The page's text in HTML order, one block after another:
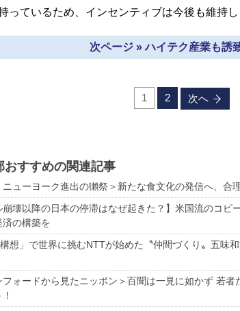
っているため、インセンティブは今後も維持し
次ページ » ハイテク産業も誘
1 2 次へ
おすすめの関連記事
ニューヨーク進出の獺祭＞新たな食文化の発信へ、合
崩壊以降の日本の停滞はなぜ起きた？】米国流のコピ
済の構築を
構想」で世界に挑むNTTが始めた〝仲間づくり〟五味
フォードから見たニッポン＞百聞は一見に如かず 若者